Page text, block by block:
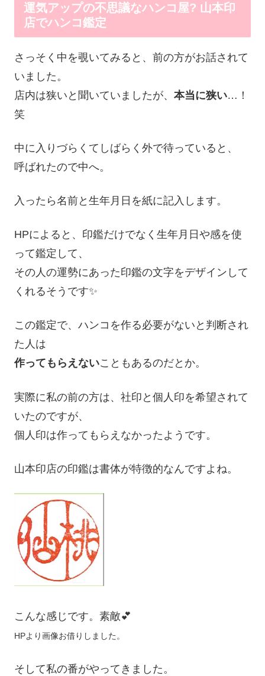
運気アップの不思議なハンコ屋? 山本印
店でハンコ鑑定
さっそく中を覗いてみると、前の方がお話されて
いました。
店内は狭いと聞いていましたが、 本当に狭い…！
笑
中に入りづらくてしばらく外で待っていると、
呼ばれたので中へ。
入ったら名前と生年月日を紙に記入します。
HPによると、印鑑だけでなく生年月日や感を使
って鑑定して、
その人の運勢にあった印鑑の文字をデザインして
くれるそうです✨
この鑑定で、ハンコを作る必要がないと判断され
た人は
作ってもらえないこともあるのだとか。
実際に私の前の方は、社印と個人印を希望されて
いたのですが、
個人印は作ってもらえなかったようです。
山本印店の印鑑は書体が特徴的なんですよね。
こんな感じです。素敵💕
HPより画像お借りしました。
そして私の番がやってきました。